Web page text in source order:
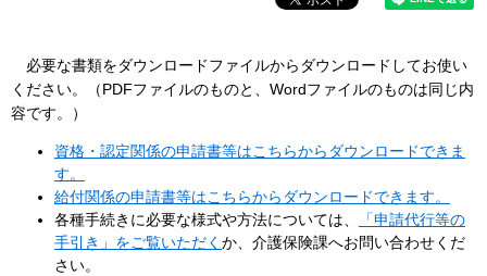
必要な書類をダウンロードファイルからダウンロードしてお使い
ください。（PDFファイルのものと、Wordファイルのものは同じ内
容です。）
資格・認定関係の申請書等はこちらからダウンロードできま
す。
給付関係の申請書等はこちらからダウンロードできます。
各種手続きに必要な様式や方法については、
「申請代行等の
手引き」をご覧いただく か、介護保険課へお問い合わせくだ
さい。